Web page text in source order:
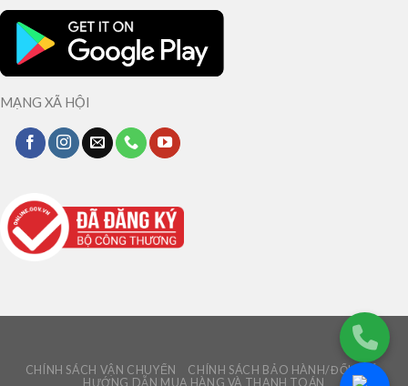
MẠNG XÃ HỘI
CHÍNH SÁCH VẬN CHUYỂN
CHÍNH SÁCH BẢO HÀNH/ĐỔI TRẢ
HƯỚNG DẪN MUA HÀNG VÀ THANH TOÁN